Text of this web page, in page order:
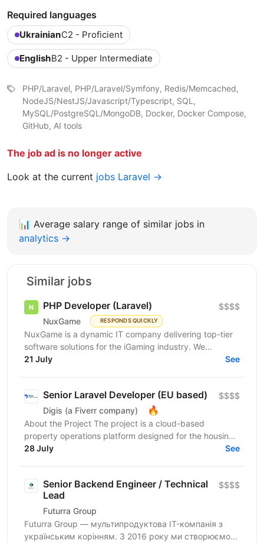
Required languages
UkrainianC2 - Proficient
EnglishB2 - Upper Intermediate
PHP/Laravel, PHP/Laravel/Symfony, Redis/Memcached,
NodeJS/NestJS/Javascript/Typescript, SQL,
MySQL/PostgreSQL/MongoDB, Docker, Docker Compose,
GitHub, AI tools
The job ad is no longer active
Look at the current jobs Laravel →
📊 Average salary range of similar jobs in
analytics →
Similar jobs
PHP Developer (Laravel)
NuxGame RESPONDS QUICKLY
$$$$
NuxGame is a dynamic IT company delivering top-tier
software solutions for the iGaming industry. We
empower operators of all sizes to expand into new...
21 July See
Senior Laravel Developer (EU based)
Digis (a Fiverr company) 🔥
$$$$
About the Project The project is a cloud-based
property operations platform designed for the housing
sector. It connects housing providers, property...
28 July See
Senior Backend Engineer / Technical
Lead
Futurra Group
$$$$
Futurra Group — мультипродуктова IT-компанія з
українським корінням. З 2016 року ми створюємо